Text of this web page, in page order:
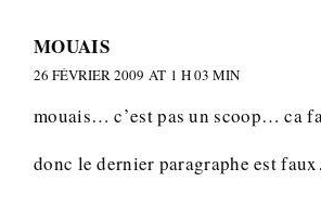
MOUAIS
26 FÉVRIER 2009 AT 1 H 03 MIN
mouais… c’est pas un scoop… ca
donc le dernier paragraphe est